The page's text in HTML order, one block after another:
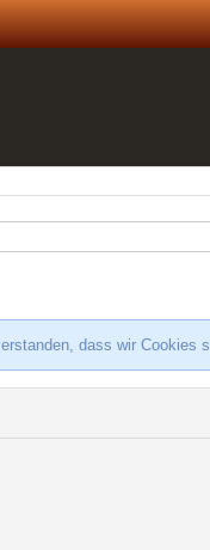
dass wir Cookies